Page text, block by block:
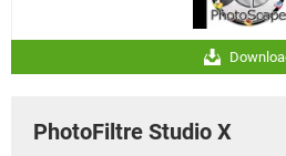
PhotoFiltre Studio X